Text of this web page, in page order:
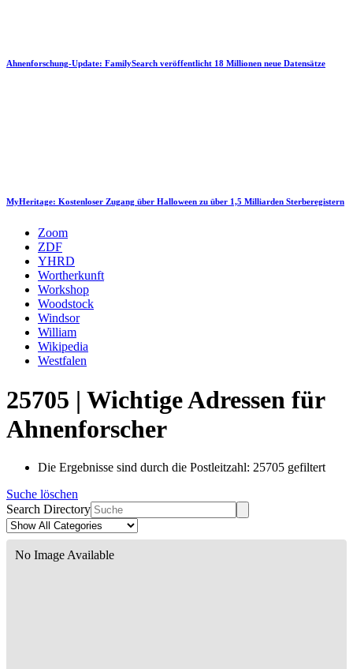
Ahnenforschung-Update: FamilySearch veröffentlicht 18 Millionen neue Datensätze
MyHeritage: Kostenloser Zugang über Halloween zu über 1,5 Milliarden Sterberegistern
Zoom
ZDF
YHRD
Wortherkunft
Workshop
Woodstock
Windsor
William
Wikipedia
Westfalen
25705 | Wichtige Adressen für
Ahnenforscher
Die Ergebnisse sind durch die Postleitzahl: 25705 gefiltert
Suche löschen
Search Directory
No Image Available